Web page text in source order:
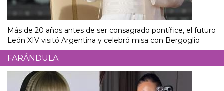
Más de 20 años antes de ser consagrado pontífice, el futuro
León XIV visitó Argentina y celebró misa con Bergoglio
FARÁNDULA